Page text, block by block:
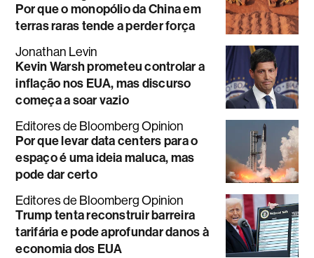
Por que o monopólio da China em
terras raras tende a perder força
Jonathan Levin
Kevin Warsh prometeu controlar a
inflação nos EUA, mas discurso
começa a soar vazio
Editores de Bloomberg Opinion
Por que levar data centers para o
espaço é uma ideia maluca, mas
pode dar certo
Editores de Bloomberg Opinion
Trump tenta reconstruir barreira
tarifária e pode aprofundar danos à
economia dos EUA